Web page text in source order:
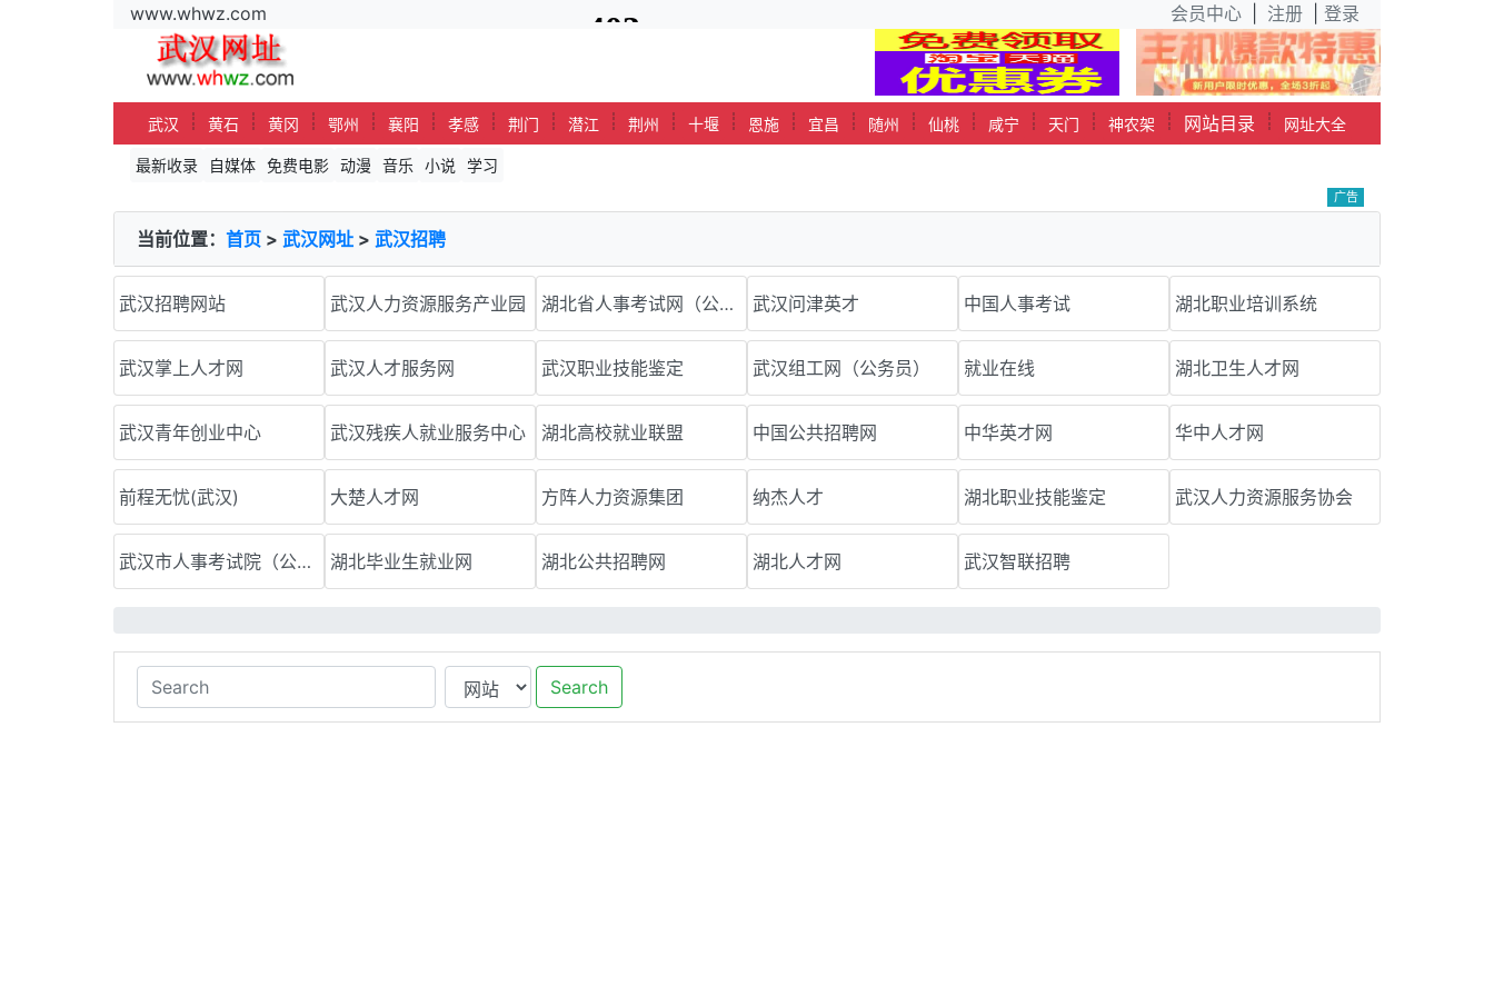
www.whwz.com 会员中心 注册 登录
武汉 ┊ 黄石 ┊ 黄冈 ┊ 鄂州 ┊ 襄阳 ┊ 孝感 ┊ 荆门 ┊ 潜江 ┊ 荆州 ┊ 十堰 ┊ 恩施 ┊ 宜昌 ┊ 随州 ┊ 仙桃 ┊ 咸宁 ┊ 天门 ┊ 神农架 ┊ 网站目录 ┊ 网址大全
最新收录 自媒体 免费电影 动漫 音乐 小说 学习
广告
当前位置： 首页 > 武汉网址 > 武汉招聘
武汉招聘网站 武汉人力资源服务产业园 湖北省人事考试网（公务员） 武汉问津英才 中国人事考试 湖北职业培训系统
武汉掌上人才网 武汉人才服务网 武汉职业技能鉴定 武汉组工网（公务员） 就业在线 湖北卫生人才网
武汉青年创业中心 武汉残疾人就业服务中心 湖北高校就业联盟 中国公共招聘网 中华英才网 华中人才网
前程无忧(武汉) 大楚人才网 方阵人力资源集团 纳杰人才 湖北职业技能鉴定 武汉人力资源服务协会
武汉市人事考试院（公务员） 湖北毕业生就业网 湖北公共招聘网 湖北人才网 武汉智联招聘
Search